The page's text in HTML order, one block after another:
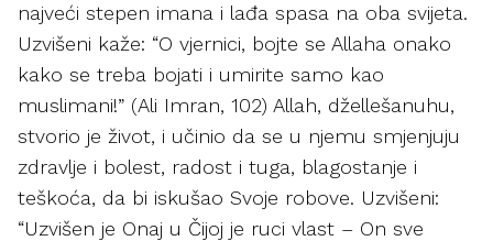
najveći stepen imana i lađa spasa na oba svijeta.
Uzvišeni kaže: “O vjernici, bojte se Allaha onako
kako se treba bojati i umirite samo kao
muslimani!” (Ali Imran, 102) Allah, džellešanuhu,
stvorio je život, i učinio da se u njemu smjenjuju
zdravlje i bolest, radost i tuga, blagostanje i
teškoća, da bi iskušao Svoje robove. Uzvišeni:
“Uzvišen je Onaj u Čijoj je ruci vlast – On sve